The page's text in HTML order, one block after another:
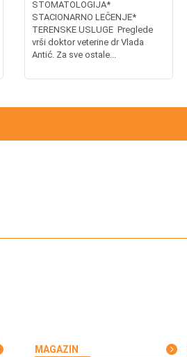
STOMATOLOGIJA*
STACIONARNO LEČENJE*
TERENSKE USLUGE Preglede
vrši doktor veterine dr Vlada
Antić. Za sve ostale...
MAGAZIN